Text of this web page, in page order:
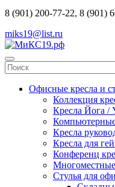
8 (901) 200-77-22, 8 (901)
miks19@list.ru
Офисные кресла и
Коллекция
Кресла Йога /
Компьютерные
Кресла
Кресла для
Конференц
Многоместные
Стулья для